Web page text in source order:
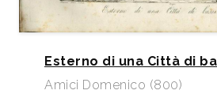
Esterno di una Città di
Amici Domenico (800)